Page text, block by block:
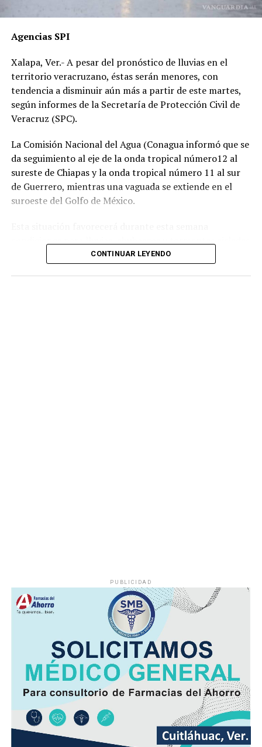
“Hoy fue mi Abraham,
mañana puede ser alguien
de tu familia. El homicida
sigue libre y operando en
las carreteras”, expresó un
familiar, exigiendo justicia.
El caso ha encendido el debate sobre la corrupción en la
Fiscalía y la impunidad que beneficia a conductores
responsables de muertes viales.
Agencias SPI
Xalapa, Ver.- A pesar del pronóstico de lluvias en el
territorio veracruzano, éstas serán menores, con
tendencia a disminuir aún más a partir de este martes,
según informes de la Secretaría de Protección Civil de
Veracruz (SPC).
La Comisión Nacional del Agua (Conagua informó que se
da seguimiento al eje de la onda tropical número12 al
sureste de Chiapas y la onda tropical número 11 al sur
de Guerrero, mientras una vaguada se extiende en el
suroeste del Golfo de México.
generalmente matutinas y nocturnas en zonas de costas
Asimismo, se pronostica la llegada de otra onda tropical
entre viernes y fin de semana.
Finalmente, la SPC de Veracruz recomienda a la
población vigilar el comportamiento de ríos y arroyos
de respuesta rápida y observar su entorno por posibles
derrumbes, deslaves y deslizamiento de laderas.
Además de conducir con precaución por disminución de
la visibilidad y anegamientos urbanos, viento arrachado,
descargas eléctricas y probables granizadas en áreas de
CONTINUAR LEYENDO
PUBLICIDAD